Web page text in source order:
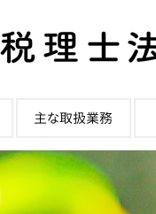
主な取扱業務